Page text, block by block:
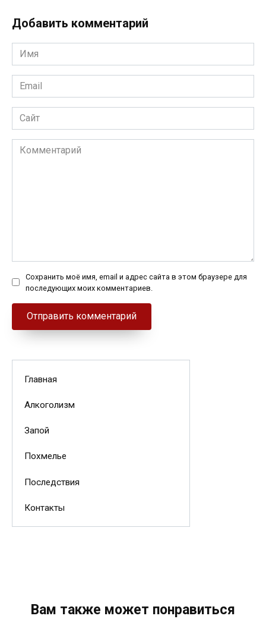
Добавить комментарий
Имя
*
Email
*
Сайт
Комментарий
Сохранить моё имя, email и адрес сайта в этом браузере для
последующих моих комментариев.
Главная
Алкоголизм
Запой
Похмелье
Последствия
Контакты
Вам также может понравиться